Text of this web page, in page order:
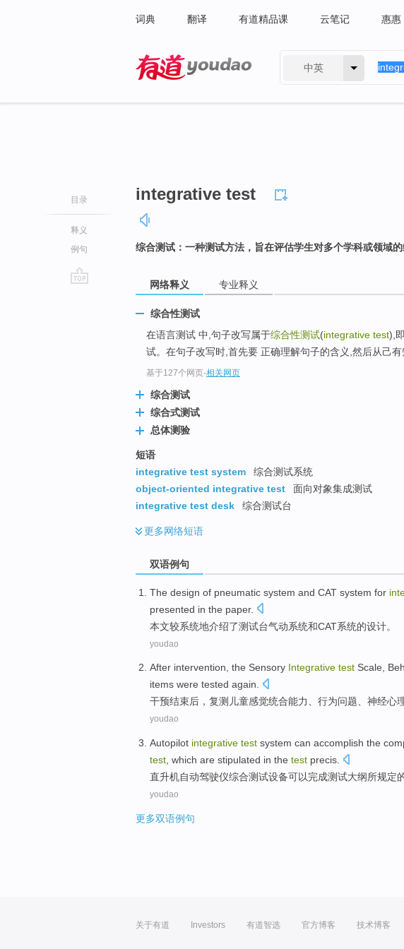
词典 翻译 有道精品课 云笔记 惠惠
中英
目录
释义
例句
integrative test
综合测试：一种测试方法，旨在评估学生对多个学科或领域的
网络释义 专业释义
综合性测试
在语言测试 中,句子改写属于综合性测试(integrative test),
试。在句子改写时,首先要 正确理解句子的含义,然后从己
基于127个网页-相关网页
综合测试
综合式测试
总体测验
短语
integrative test system
综合测试系统
object-oriented integrative test
面向对象集成测试
integrative test desk
综合测试台
更多网络短语
双语例句
The design of pneumatic system and CAT system for
presented in the paper.
本文较系统地介绍了测试台气动系统和CAT系统的设计。
youdao
After intervention, the Sensory Integrative test Scale,
items were tested again.
干预结束后 ， 复测 儿童感觉统合能力、 行为问题、神经心
youdao
Autopilot integrative test system can accomplish the
test which are stipulated in the test precis
直升机自动驾驶仪综合测试设备可以完成测试大纲所规定
youdao
更多双语例句
关于有道 Investors 有道智选 官方博客 技术博客